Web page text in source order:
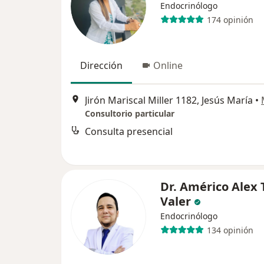
Endocrinólogo
174 opinión
Dirección Online
Jirón Mariscal Miller 1182, Jesús María •
Consultorio particular
Consulta presencial
Dr. Américo Alex
Valer
Endocrinólogo
134 opinión